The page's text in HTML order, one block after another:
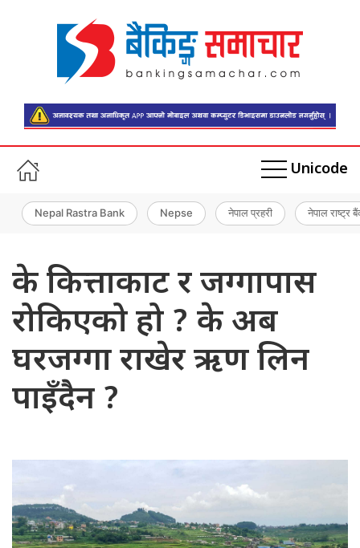
Unicode
Nepal Rastra Bank Nepse नेपाल प्रहरी नेपाल राष्ट्र
के कित्ताकाट र जग्गापास
रोकिएको हो ? के अब
घरजग्गा राखेर ऋण लिन
पाइँदैन ?